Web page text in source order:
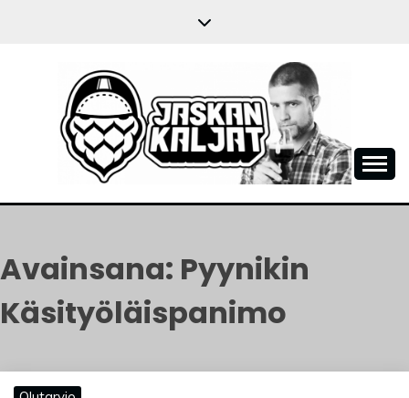
JASKANKALJAT
Avainsana: Pyynikin
Käsityöläispanimo